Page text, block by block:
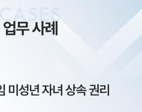
CASES
업무 사례
미성년 자녀 상속 권리